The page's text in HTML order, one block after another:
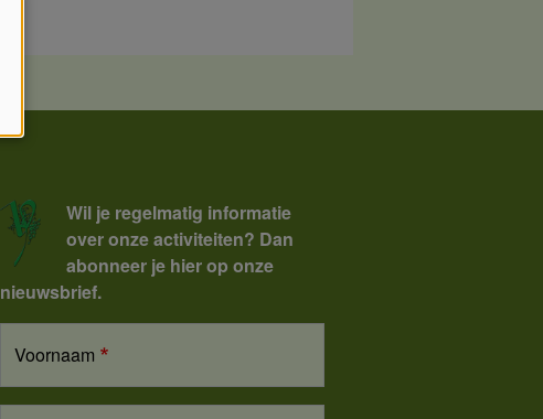
Wil je regelmatig informatie
over onze activiteiten? Dan
abonneer je hier op onze
nieuwsbrief.
Voornaam